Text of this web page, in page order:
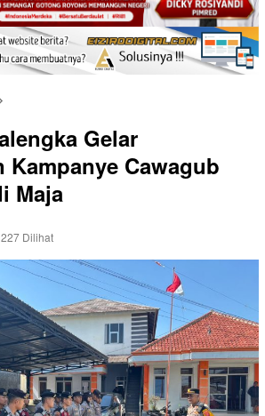
Gelar
Kampanye Cawagub
Maja
227 Dilihat